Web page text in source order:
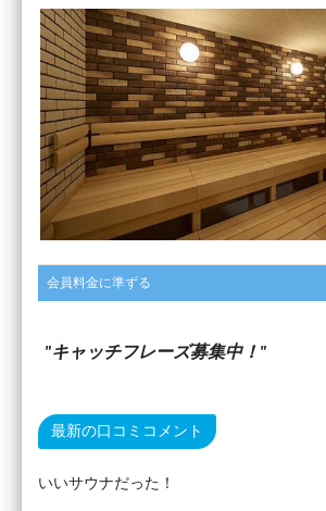
会員料金に準ずる
キャッチフレーズ募集中！
最新の口コミコメント
いいサウナだった！